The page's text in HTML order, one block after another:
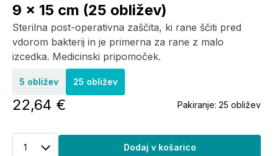
9 x 15 cm (25 obližev)
Sterilna post-operativna zaščita, ki rane ščiti pred
vdorom bakterij in je primerna za rane z malo
izcedka. Medicinski pripomoček.
5 obližev 25 obližev
22,64 € Pakiranje: 25 obližev
1 Dodaj v košarico